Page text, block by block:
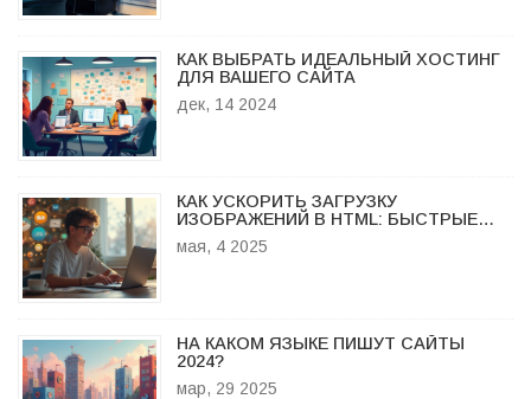
КАК ВЫБРАТЬ ИДЕАЛЬНЫЙ ХОСТИНГ
ДЛЯ ВАШЕГО САЙТА
дек, 14 2024
КАК УСКОРИТЬ ЗАГРУЗКУ
ИЗОБРАЖЕНИЙ В HTML: БЫСТРЫЕ
МЕТОДЫ И СОВЕТЫ
мая, 4 2025
НА КАКОМ ЯЗЫКЕ ПИШУТ САЙТЫ
2024?
мар, 29 2025